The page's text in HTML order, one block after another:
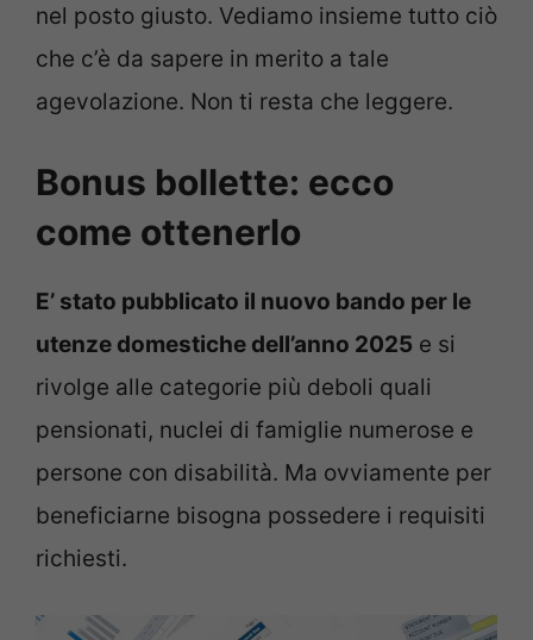
nel posto giusto. Vediamo insieme tutto ciò
che c’è da sapere in merito a tale
agevolazione. Non ti resta che leggere.
Bonus bollette: ecco
come ottenerlo
E’ stato pubblicato il nuovo bando per le
utenze domestiche dell’anno 2025 e si
rivolge alle categorie più deboli quali
pensionati, nuclei di famiglie numerose e
persone con disabilità. Ma ovviamente per
beneficiarne bisogna possedere i requisiti
richiesti.